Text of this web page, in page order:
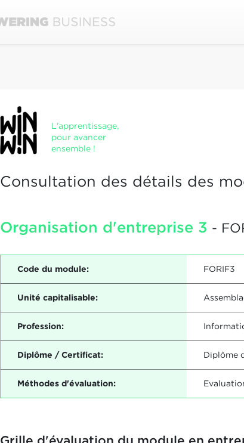
L'apprentissage,
pour avancer
ensemble !
Consultation des détails des
Organisation d'entreprise 3 -
Code du module: FORIF3
Unité capitalisable:
Profession:
Diplôme / Certificat: Diplôme
Méthodes d'évaluation:
Grille d'évaluation du module en